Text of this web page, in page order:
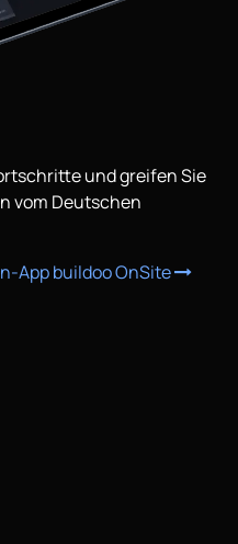
und greifen Sie
vom Deutschen
App buildoo OnSite